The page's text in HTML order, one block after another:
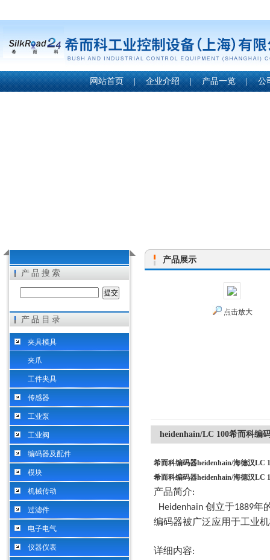
希而科工业控制设备（上海）有限公司
网站首页 | 企业介绍 | 产品一览 | 公
产品搜索
产品目录
夹具模具
夹爪
工件夹具
传感器
工业泵
工业阀
编码器及配件
模块
机械传动
过滤件
电子电气
仪器仪表
产品展示
点击放大
heidenhain/LC 100希而科编
希而科编码器heidenhain/海德汉LC
希而科编码器heidenhain/海德汉LC
产品简介:
Heidenhain 创立于1889年
编码器被广泛应用于工业
详细内容: